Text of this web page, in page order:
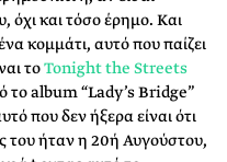
όχι και τόσο έρημο. Και
κομμάτι, αυτό που παίζει
τοTonight the Streets
album “Lady’s Bridge”
που δεν ήξερα είναι ότι
του ήταν η 20ή Αυγούστου,